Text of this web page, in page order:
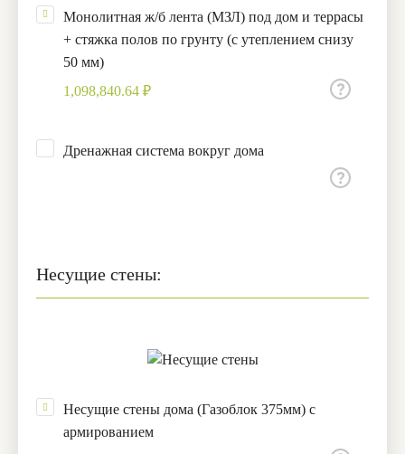
Монолитная ж/б лента (МЗЛ) под дом и террасы
+ стяжка полов по грунту (с утеплением снизу
50 мм)
1,098,840.64 ₽
Дренажная система вокруг дома
Несущие стены:
Несущие стены дома (Газоблок 375мм) с
армированием